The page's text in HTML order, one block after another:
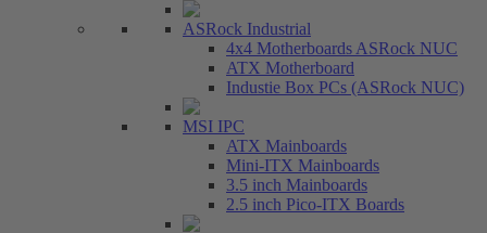
ASRock Industrial
4x4 Motherboards ASRock NUC
ATX Motherboard
Industie Box PCs (ASRock NUC)
MSI IPC
ATX Mainboards
Mini-ITX Mainboards
3.5 inch Mainboards
2.5 inch Pico-ITX Boards